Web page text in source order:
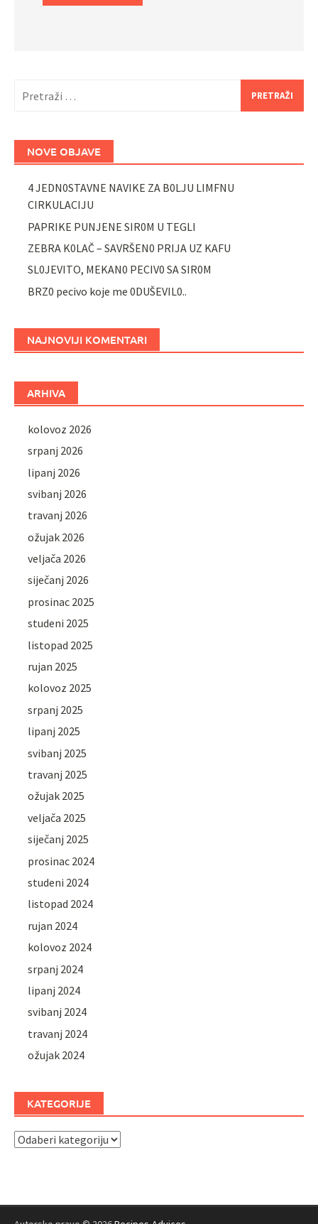
NOVE OBJAVE
4 JEDN0STAVNE NAVIKE ZA B0LJU LIMFNU
CIRKULACIJU
PAPRIKE PUNJENE SIR0M U TEGLI
ZEBRA K0LAČ – SAVRŠEN0 PRIJA UZ KAFU
SL0JEVITO, MEKAN0 PECIV0 SA SIR0M
BRZ0 pecivo koje me 0DUŠEVIL0..
NAJNOVIJI KOMENTARI
ARHIVA
kolovoz 2026
srpanj 2026
lipanj 2026
svibanj 2026
travanj 2026
ožujak 2026
veljača 2026
siječanj 2026
prosinac 2025
studeni 2025
listopad 2025
rujan 2025
kolovoz 2025
srpanj 2025
lipanj 2025
svibanj 2025
travanj 2025
ožujak 2025
veljača 2025
siječanj 2025
prosinac 2024
studeni 2024
listopad 2024
rujan 2024
kolovoz 2024
srpanj 2024
lipanj 2024
svibanj 2024
travanj 2024
ožujak 2024
KATEGORIJE
Kategorije